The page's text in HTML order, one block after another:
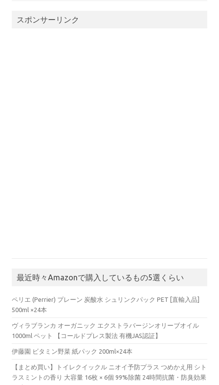
スポンサーリンク
最近時々Amazonで購入しているもの5選くらい
ペリエ (Perrier) プレーン 炭酸水 シュリンクパック PET [直輸入品]
500ml ×24本
ヴィラブランカ オーガニック エクストラバージンオリーブオイル
1000ml ペット 【コールドプレス製法 有機JAS認証】
伊藤園 ビタミン野菜 紙パック 200ml×24本
【まとめ買い】トイレクイックル ニオイ予防プラス つめかえ用 シト
ラスミントの香り 大容量 16枚 × 6個 99%除菌 24時間抗菌・防臭効果